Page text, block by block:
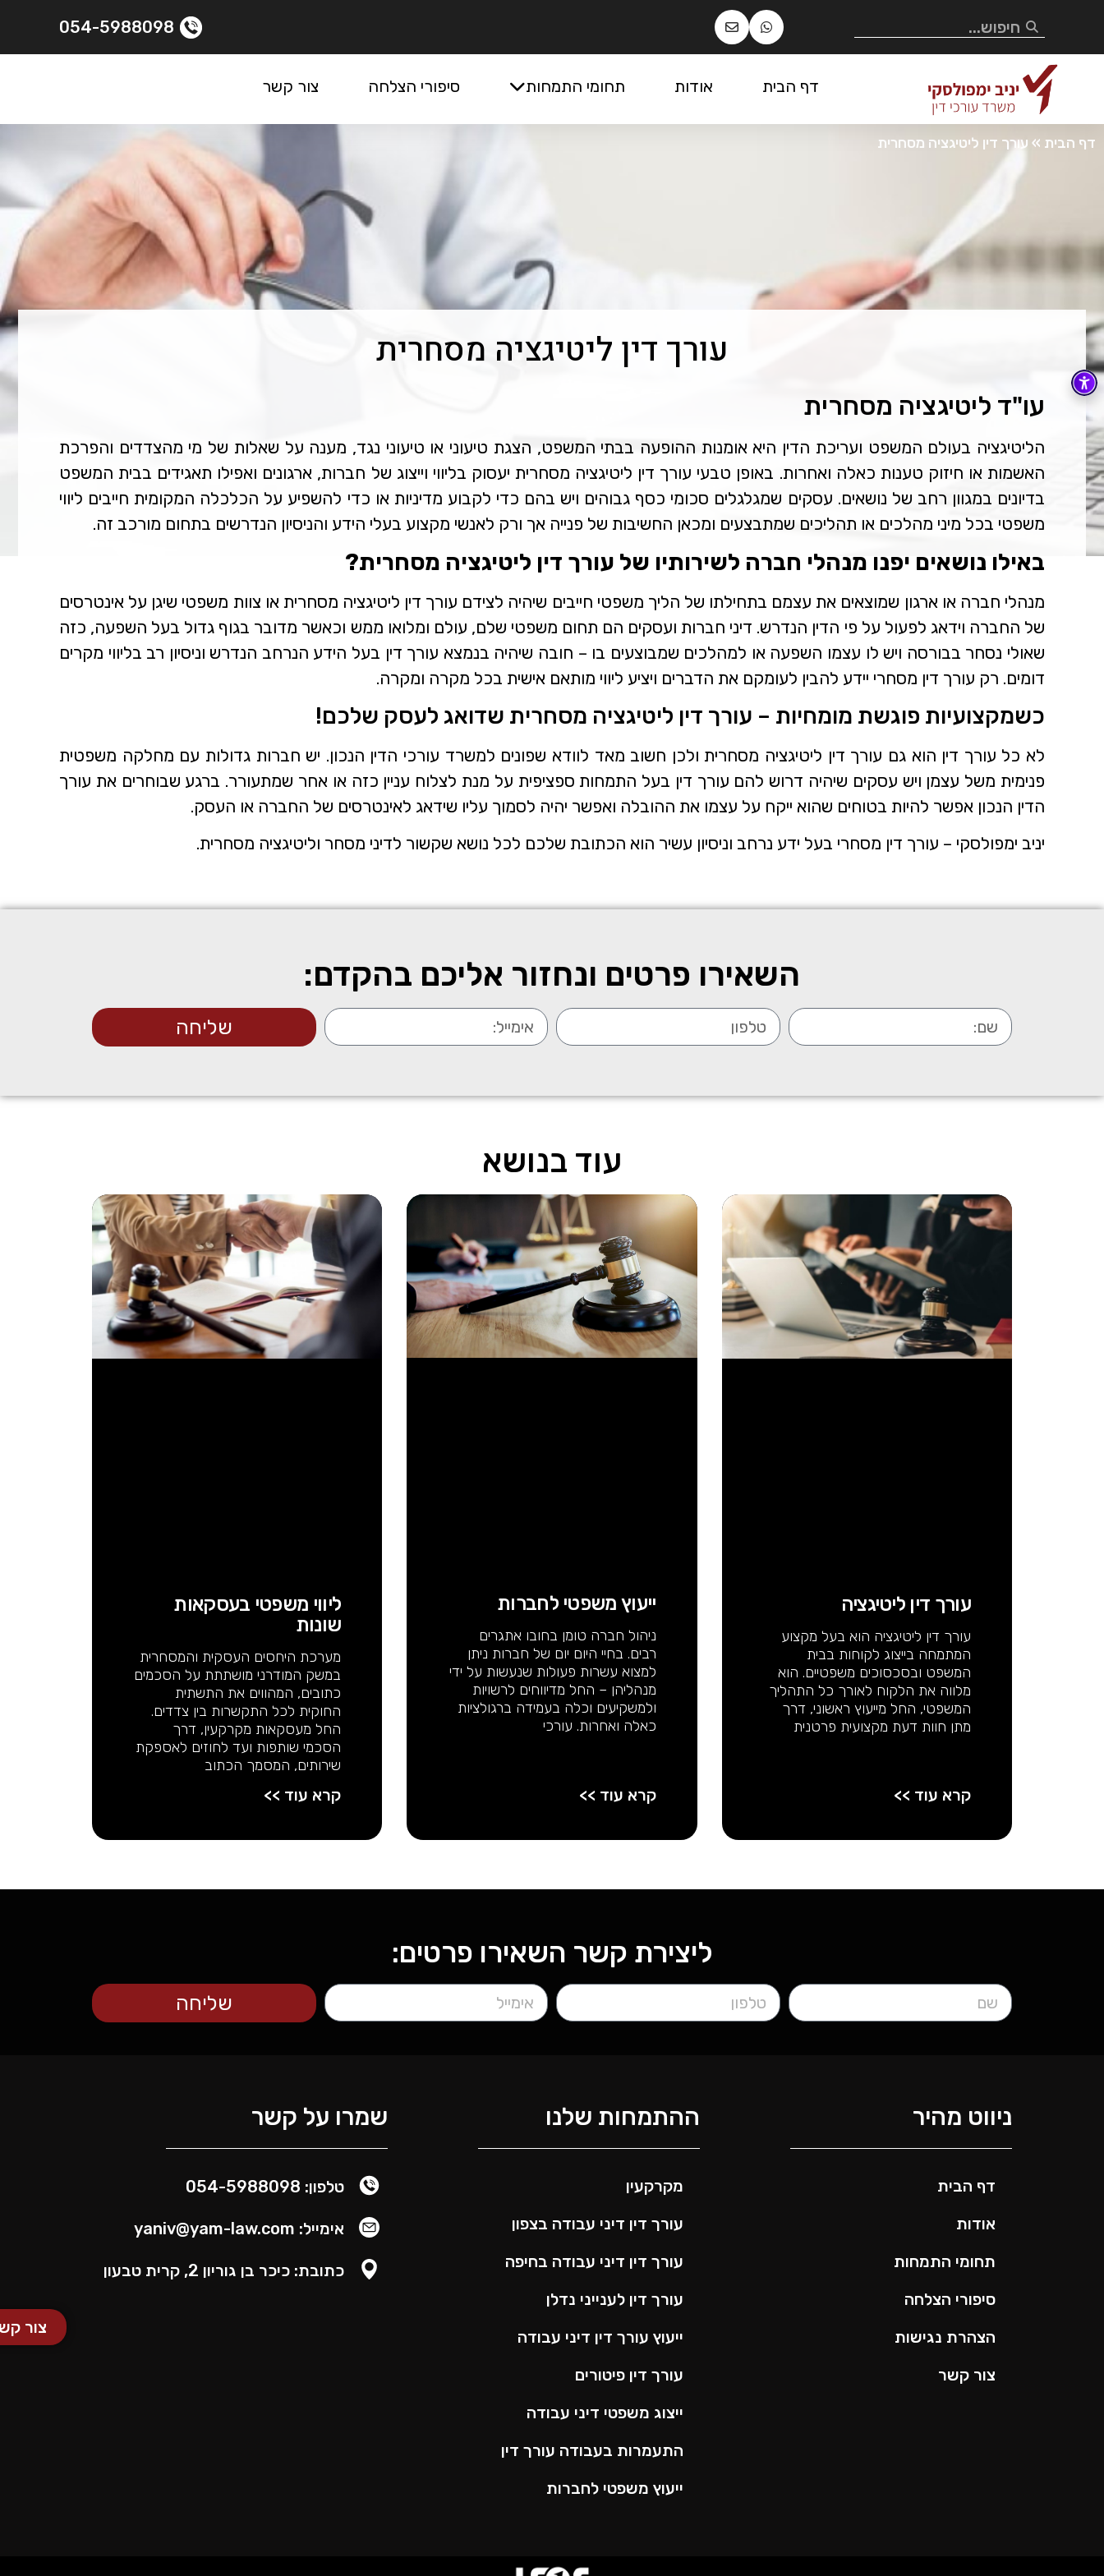
054-5988098
דף הבית אודות תחומי התמחות סיפורי הצלחה צור קשר
דף הבית » עורך דין ליטיגציה מסחרית
עורך דין ליטיגציה מסחרית
עו"ד ליטיגציה מסחרית
הליטיגציה בעולם המשפט ועריכת הדין היא אומנות ההופעה בבתי המשפט, הצגת טיעוני או טיעוני נגד, מענה על שאלות של מי מהצדדים והפרכת
האשמות או חיזוק טענות כאלה ואחרות. באופן טבעי עורך דין ליטיגציה מסחרית יעסוק בליווי וייצוג של חברות, ארגונים ואפילו תאגידים בבית המשפט
בדיונים במגוון רחב של נושאים. עסקים שמגלגלים סכומי כסף גבוהים ויש בהם כדי לקבוע מדיניות או כדי להשפיע על הכלכלה המקומית חייבים ליווי
משפטי בכל מיני מהלכים או תהליכים שמתבצעים ומכאן החשיבות של פנייה אך ורק לאנשי מקצוע בעלי הידע והניסיון הנדרשים בתחום מורכב זה.
באילו נושאים יפנו מנהלי חברה לשירותיו של עורך דין ליטיגציה מסחרית?
מנהלי חברה או ארגון שמוצאים את עצמם בתחילתו של הליך משפטי חייבים שיהיה לצידם עורך דין ליטיגציה מסחרית או צוות משפטי שיגן על אינטרסים
של החברה וידאג לפעול על פי הדין הנדרש. דיני חברות ועסקים הם תחום משפטי שלם, עולם ומלואו ממש וכאשר מדובר בגוף גדול בעל השפעה, כזה
שאולי נסחר בבורסה ויש לו עצמו השפעה או למהלכים שמבוצעים בו – חובה שיהיה בנמצא עורך דין בעל הידע הנרחב הנדרש וניסיון רב בליווי מקרים
דומים. רק עורך דין מסחרי יידע להבין לעומקם את הדברים ויציע ליווי מותאם אישית בכל מקרה ומקרה.
כשמקצועיות פוגשת מומחיות – עורך דין ליטיגציה מסחרית שדואג לעסק שלכם!
לא כל עורך דין הוא גם עורך דין ליטיגציה מסחרית ולכן חשוב מאד לוודא שפונים למשרד עורכי הדין הנכון. יש חברות גדולות עם מחלקה משפטית
פנימית משל עצמן ויש עסקים שיהיה דרוש להם עורך דין בעל התמחות ספציפית על מנת לצלוח עניין כזה או אחר שמתעורר. ברגע שבוחרים את עורך
הדין הנכון אפשר להיות בטוחים שהוא ייקח על עצמו את ההובלה ואפשר יהיה לסמוך עליו שידאג לאינטרסים של החברה או העסק.
יניב ימפולסקי – עורך דין מסחרי בעל ידע נרחב וניסיון עשיר הוא הכתובת שלכם לכל נושא שקשור לדיני מסחר וליטיגציה מסחרית.
השאירו פרטים ונחזור אליכם בהקדם:
שליחה
עוד בנושא
עורך דין ליטיגציה
עורך דין ליטיגציה הוא בעל מקצוע
המתמחה בייצוג לקוחות בבית
המשפט ובסכסוכים משפטיים. הוא
מלווה את הלקוח לאורך כל התהליך
המשפטי, החל מייעוץ ראשוני, דרך
מתן חוות דעת מקצועית פרטנית
קרא עוד >>
ייעוץ משפטי לחברות
ניהול חברה טומן בחובו אתגרים
רבים. בחיי היום יום של חברות ניתן
למצוא עשרות פעולות שנעשות על ידי
מנהליהן – החל מדיווחים לרשויות
ולמשקיעים וכלה בעמידה ברגולציות
כאלה ואחרות. עורכי
קרא עוד >>
ליווי משפטי בעסקאות
שונות
מערכת היחסים העסקית והמסחרית
במשק המודרני מושתתת על הסכמים
כתובים, המהווים את התשתית
החוקית לכל התקשרות בין צדדים.
החל מעסקאות מקרקעין, דרך
הסכמי שותפות ועד לחוזים לאספקת
שירותים, המסמך הכתוב
קרא עוד >>
צור
ליצירת קשר השאירו פרטים:
שליחה
ניווט מהיר
דף הבית
אודות
תחומי התמחות
סיפורי הצלחה
הצהרת נגישות
צור קשר
ההתמחות שלנו
מקרקעין
עורך דין דיני עבודה בצפון
עורך דין דיני עבודה בחיפה
עורך דין לענייני נדלן
ייעוץ עורך דין דיני עבודה
עורך דין פיטורים
ייצוג משפטי דיני עבודה
התעמרות בעבודה עורך דין
ייעוץ משפטי לחברות
שמרו על קשר
טלפון: 054-5988098
אימייל: yaniv@yam-law.com
כתובת: כיכר בן גוריון 2, קרית טבעון